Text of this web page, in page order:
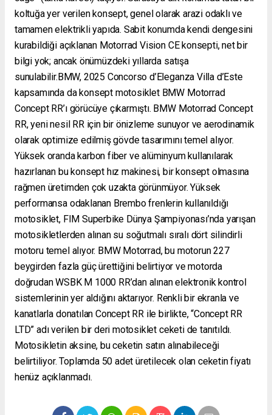
koltuğa yer verilen konsept, genel olarak arazi odaklı ve
tamamen elektrikli yapıda. Sabit konumda kendi dengesini
kurabildiği açıklanan Motorrad Vision CE konsepti, net bir
bilgi yok; ancak önümüzdeki yıllarda satışa
sunulabilir.BMW, 2025 Concorso d’Eleganza Villa d’Este
kapsamında da konsept motosiklet BMW Motorrad
Concept RR’ı görücüye çıkarmıştı. BMW Motorrad Concept
RR, yeni nesil RR için bir önizleme sunuyor ve aerodinamik
olarak optimize edilmiş gövde tasarımını temel alıyor.
Yüksek oranda karbon fiber ve alüminyum kullanılarak
hazırlanan bu konsept hız makinesi, bir konsept olmasına
rağmen üretimden çok uzakta görünmüyor. Yüksek
performansa odaklanan Brembo frenlerin kullanıldığı
motosiklet, FIM Superbike Dünya Şampiyonası’nda yarışan
motosikletlerden alınan su soğutmalı sıralı dört silindirli
motoru temel alıyor. BMW Motorrad, bu motorun 227
beygirden fazla güç ürettiğini belirtiyor ve motorda
doğrudan WSBK M 1000 RR’dan alınan elektronik kontrol
sistemlerinin yer aldığını aktarıyor. Renkli bir ekranla ve
kanatlarla donatılan Concept RR ile birlikte, “Concept RR
LTD” adı verilen bir deri motosiklet ceketi de tanıtıldı.
Motosikletin aksine, bu ceketin satın alınabileceği
belirtiliyor. Toplamda 50 adet üretilecek olan ceketin fiyatı
henüz açıklanmadı.